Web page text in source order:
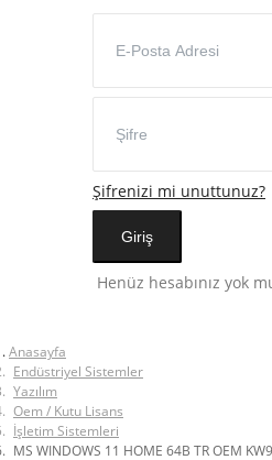
Elektrik ve Elektronik
Şifrenizi mi unuttunuz?
Giriş
Henüz hesabınız yok
Anasayfa
Endüstriyel Sistemler
Yazılım
Oem / Kutu Lisans
İşletim Sistemleri
MS WINDOWS 11 HOME 64B TR OEM